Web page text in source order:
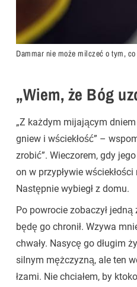
Dammar nie może milczeć o tym,
„Wiem, że Bóg
„Z każdym mijającym
gniew i wściekłość” –
zrobić”. Wieczorem, gdy
on w przypływie
Następnie wybiegł z domu.
Po powrocie zobaczył
będę go chronił. Wzywa
chwały. Nasycę go długim
silnym mężczyzną, ale ten
łzami. Nie chciałem, by